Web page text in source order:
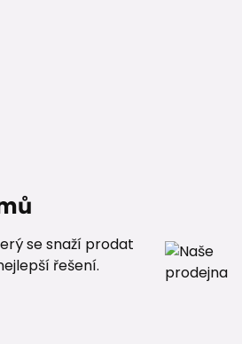
se snaží prodat
řešení.